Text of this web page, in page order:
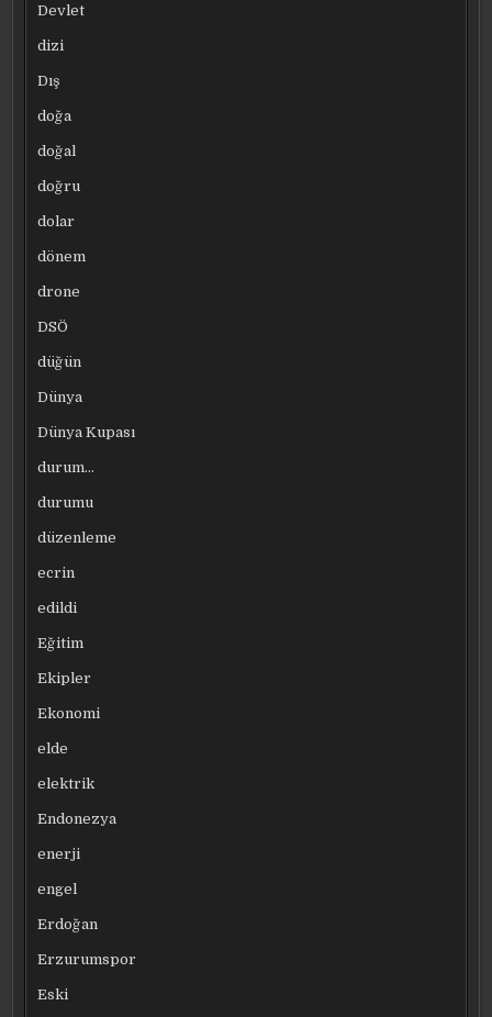
Devlet
dizi
Dış
doğa
doğal
doğru
dolar
dönem
drone
DSÖ
düğün
Dünya
Dünya Kupası
durum…
durumu
düzenleme
ecrin
edildi
Eğitim
Ekipler
Ekonomi
elde
elektrik
Endonezya
enerji
engel
Erdoğan
Erzurumspor
Eski